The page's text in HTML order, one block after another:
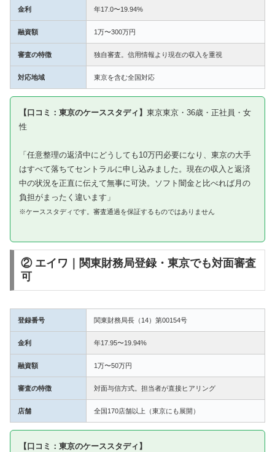
金利 年17.0〜19.94%
融資額 1万〜300万円
審査の特徴 独自審査。信用情報より現在の収入を重視
対応地域 東京を含む全国対応
【口コミ：東京のケーススタディ】 東京東京・36歳・正社員・女
性
「任意整理の返済中にどうしても10万円必要になり、東京の大手
はすべて落ちてセントラルに申し込みました。現在の収入と返済
中の状況を正直に伝えて無事に可決。ソフト闇金と比べれば月の
負担がまったく違います」
※ケーススタディです。審査通過を保証するものではありません
② エイワ｜関東財務局登録・東京でも対面審査
可
登録番号 関東財務局長（14）第00154号
金利 年17.95〜19.94%
融資額 1万〜50万円
審査の特徴 対面与信方式。担当者が直接ヒアリング
店舗 全国170店舗以上（東京にも展開）
【口コミ：東京のケーススタディ】